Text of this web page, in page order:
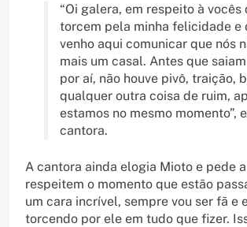
“Oi galera, em respeito à vocês
torcem pela minha felicidade e
venho aqui comunicar que nós
mais um casal. Antes que
por aí, não houve pivô, traição,
qualquer outra coisa de ruim,
estamos no mesmo momento”,
cantora.
A cantora ainda elogia Mioto e pede
respeitem o momento que estão
um cara incrível, sempre vou ser fã e
torcendo por ele em tudo que fizer.